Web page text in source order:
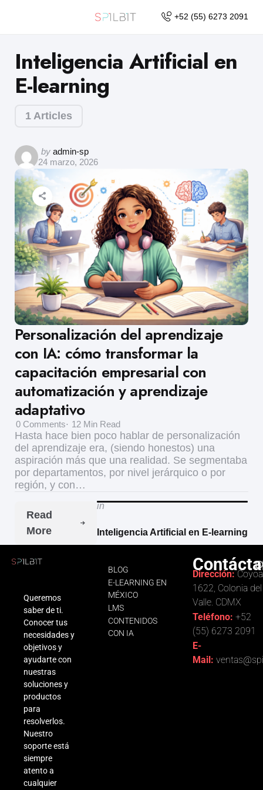
+52 (55) 6273 2091
1 Articles
Inteligencia Artificial en
E-learning
by admin-sp
24 marzo, 2026
Personalización del aprendizaje
con IA: cómo transformar la
capacitación empresarial con
automatización y aprendizaje
adaptativo
0 Comments 12 Min Read
Hasta hace bien poco hablar de personalización
del aprendizaje era, (siendo honestos) una
aspiración más que una realidad. Se segmentaba
por departamentos, por nivel jerárquico o por
región, y con…
Read
More
in
Inteligencia Artificial en E-learning
Queremos
saber de ti.
Conocer tus
necesidades y
objetivos y
ayudarte con
nuestras
soluciones y
productos
para
resolverlos.
Nuestro
soporte está
siempre
atento a
cualquier
BLOG
E-LEARNING EN
MÉXICO
LMS
CONTENIDOS
CON IA
Dirección:
1622, Colonia del
Valle. CDMX
Teléfono: +52
(55) 6273 2091
E-
Mail: